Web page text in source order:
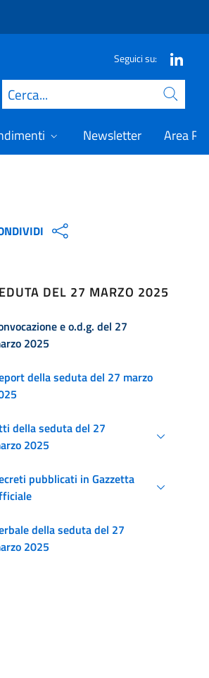
Seguici su:
Cerca
Newsletter Area
DEL 27 MARZO 2025
e o.d.g. del 27
2025
della seduta del 27 marzo
della seduta del 27
2025
pubblicati in Gazzetta
della seduta del 27
2025